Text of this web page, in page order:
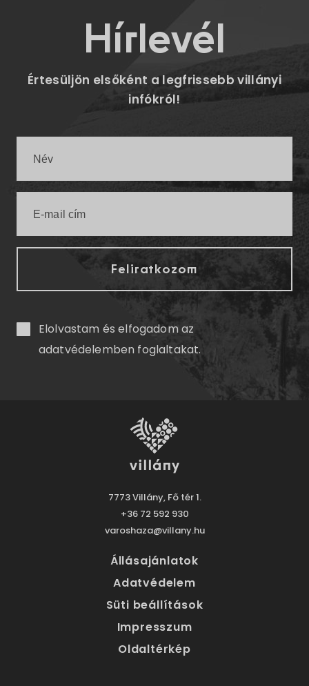
Hírlevél
Értesüljön elsőként a legfrissebb villányi
infókról!
Elolvastam és elfogadom az
adatvédelemben foglaltakat.
7773 Villány, Fő tér 1.
+36 72 592 930
varoshaza@villany.hu
Állásajánlatok
Adatvédelem
Süti beállítások
Impresszum
Oldaltérkép